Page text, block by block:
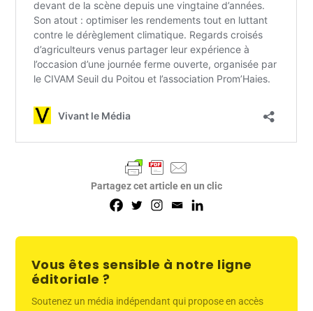
Partagez cet article en un clic
Vous êtes sensible à notre ligne
éditoriale ?
Soutenez un média indépendant qui propose en accès